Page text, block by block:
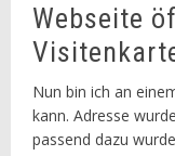
Webseite
Nun bin ich an
kann. Adresse
passend dazu